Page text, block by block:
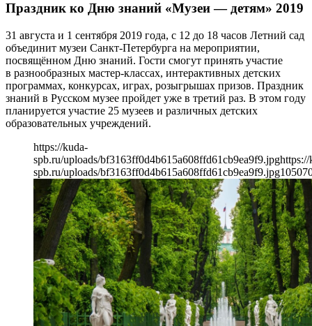
Праздник ко Дню знаний «Музеи — детям» 2019
31 августа и 1 сентября 2019 года, с 12 до 18 часов Летний сад
объединит музеи Санкт-Петербурга на мероприятии,
посвящённом Дню знаний. Гости смогут принять участие
в разнообразных мастер-классах, интерактивных детских
программах, конкурсах, играх, розыгрышах призов. Праздник
знаний в Русском музее пройдет уже в третий раз. В этом году
планируется участие 25 музеев и различных детских
образовательных учреждений.
https://kuda-
spb.ru/uploads/bf3163ff0d4b615a608ffd61cb9ea9f9.jpghttps://
spb.ru/uploads/bf3163ff0d4b615a608ffd61cb9ea9f9.jpg1050